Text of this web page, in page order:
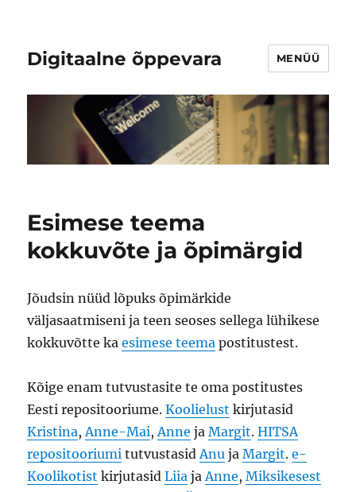
Digitaalne õppevara MENÜÜ
Esimese teema
kokkuvõte ja õpimärgid
Jõudsin nüüd lõpuks õpimärkide
väljasaatmiseni ja teen seoses sellega lühikese
kokkuvõtte kaesimese teema postitustest.
Kõige enam tutvustasite te oma postitustes
Eesti repositooriume.Koolielust kirjutasid
Kristina,Anne-Mai,Anne jaMargit.HITSA
repositooriumi tutvustasidAnu jaMargit.e-
Koolikotist kirjutasidLiia jaAnne,Miksikesest